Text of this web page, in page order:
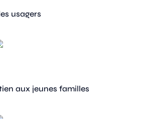
usagers
aux jeunes familles